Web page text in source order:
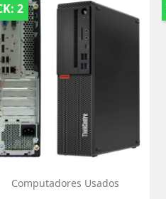
2
Computadores Usados